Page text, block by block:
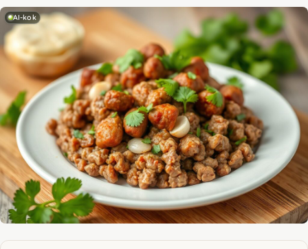
AI-kok